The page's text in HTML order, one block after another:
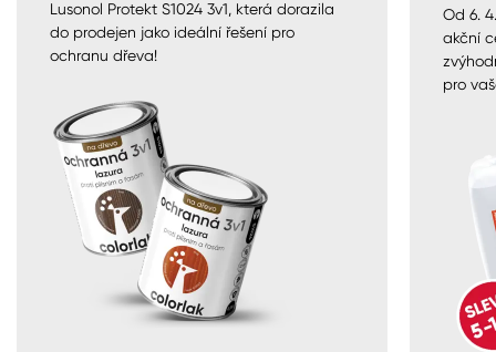
Lusonol Protekt S1024 3v1, která dorazila
do prodejen jako ideální řešení pro
ochranu dřeva!
Od 6.
akční
pro